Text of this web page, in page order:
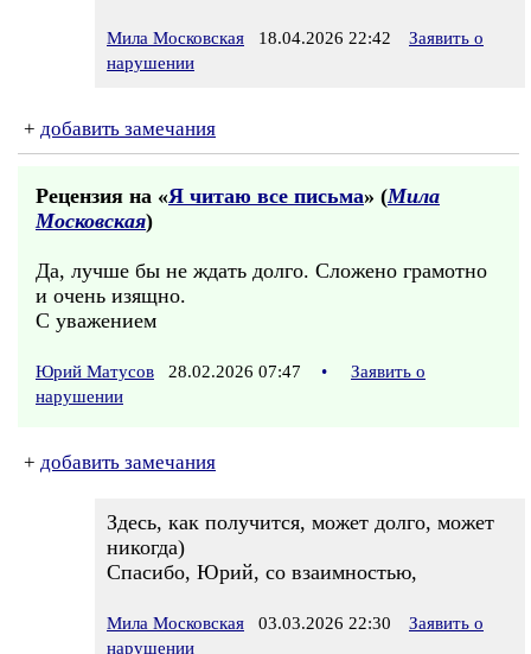
Мила Московская 18.04.2026 22:42
Заявить о
нарушении
+ добавить замечания
Рецензия на «Я читаю все письма» (Мила
Московская)
Да, лучше бы не ждать долго. Сложено грамотно
и очень изящно.
С уважением
Юрий Матусов 28.02.2026 07:47 •
Заявить о
нарушении
+ добавить замечания
Здесь, как получится, может долго, может
никогда)
Спасибо, Юрий, со взаимностью,
Мила Московская 03.03.2026 22:30
Заявить о
нарушении